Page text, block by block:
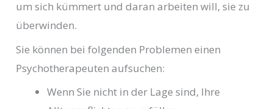
um sich kümmert und daran arbeiten will, sie zu
überwinden.
Sie können bei folgenden Problemen einen
Psychotherapeuten aufsuchen:
Wenn Sie nicht in der Lage sind, Ihre